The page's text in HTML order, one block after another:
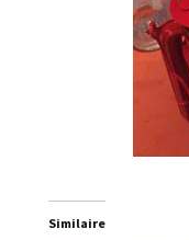
Similaire